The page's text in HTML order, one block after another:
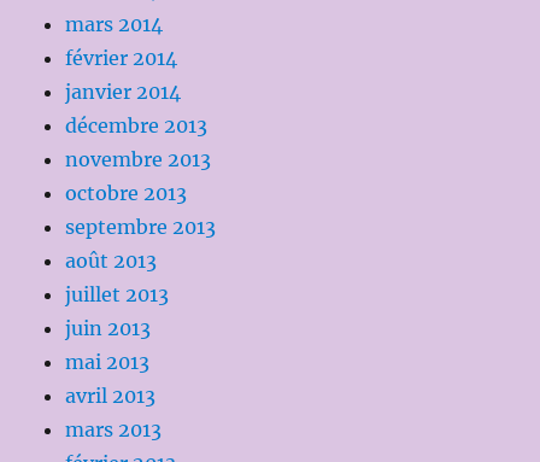
mars 2014
février 2014
janvier 2014
décembre 2013
novembre 2013
octobre 2013
septembre 2013
août 2013
juillet 2013
juin 2013
mai 2013
avril 2013
mars 2013